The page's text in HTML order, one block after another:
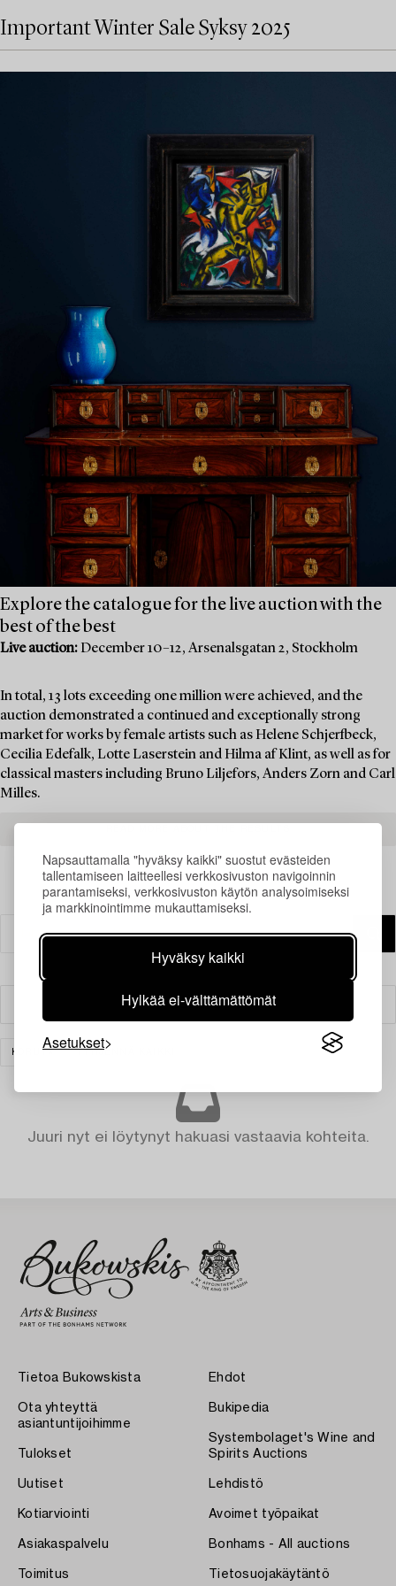
Napsauttamalla "hyväksy kaikki" suostut evästeiden
tallentamiseen laitteellesi verkkosivuston navigoinnin
parantamiseksi, verkkosivuston käytön analysoimiseksi
ja markkinointimme mukauttamiseksi.
Hyväksy kaikki
Hylkää ei-välttämättömät
Asetukset
Important Winter Sale Syksy 2025
Explore the catalogue for the live auction with the
best of the best
Live auction: December 10–12, Arsenalsgatan 2, Stockholm
In total, 13 lots exceeding one million were achieved, and the
auction demonstrated a continued and exceptionally strong
market for works by female artists such as Helene Schjerfbeck,
Cecilia Edefalk, Lotte Laserstein and Hilma af Klint, as well as for
classical masters including Bruno Liljefors, Anders Zorn and Carl
Milles.
Suodatin
KORUT TYHJENNÄ KAIKKI
Juuri nyt ei löytynyt hakuasi vastaavia kohteita.
Tietoa Bukowskista
Ota yhteyttä
asiantuntijoihimme
Tulokset
Uutiset
Kotiarviointi
Asiakaspalvelu
Toimitus
Ehdot
Bukipedia
Systembolaget's Wine and
Spirits Auctions
Lehdistö
Avoimet työpaikat
Bonhams - All auctions
Tietosuojakäytäntö